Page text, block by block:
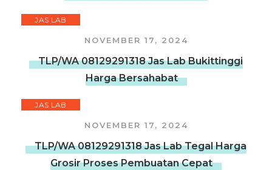
JAS LAB
NOVEMBER 17, 2024
TLP/WA 08129291318 Jas Lab Bukittinggi
Harga Bersahabat
JAS LAB
NOVEMBER 17, 2024
TLP/WA 08129291318 Jas Lab Tegal Harga
Grosir Proses Pembuatan Cepat